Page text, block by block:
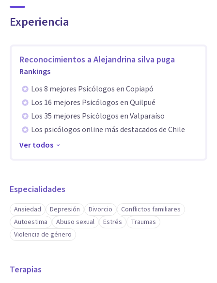
Experiencia
Reconocimientos a Alejandrina silva puga
Rankings
Los 8 mejores Psicólogos en Copiapó
Los 16 mejores Psicólogos en Quilpué
Los 35 mejores Psicólogos en Valparaíso
Los psicólogos online más destacados de Chile
Ver todos
Especialidades
Ansiedad Depresión Divorcio
Conflictos familiares
Autoestima
Abuso sexual Estrés
Traumas
Violencia de género
Terapias